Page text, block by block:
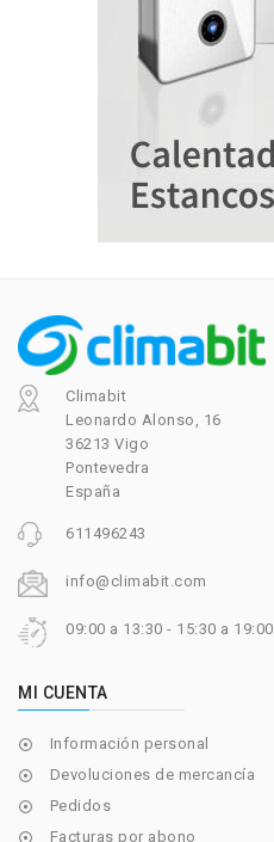
Climabit
Leonardo Alonso, 16
36213 Vigo
Pontevedra
España
611496243
info@climabit.com
09:00 a 13:30 - 15:30 a 19:00
MI CUENTA
 Información personal
 Devoluciones de mercancía
 Pedidos
 Facturas por abono